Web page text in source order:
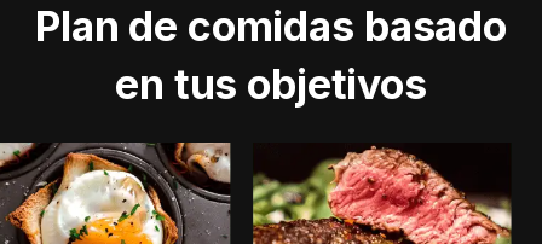
Plan de comidas basado
en tus objetivos